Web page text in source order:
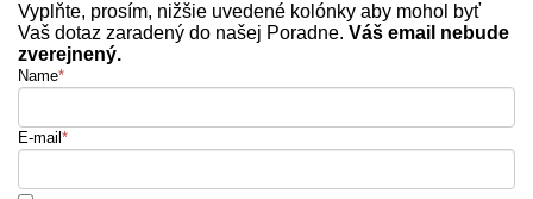
Vyplňte, prosím, nižšie uvedené kolónky aby mohol byť
Vaš dotaz zaradený do našej Poradne. Váš email nebude
zverejnený.
Name*
E-mail *